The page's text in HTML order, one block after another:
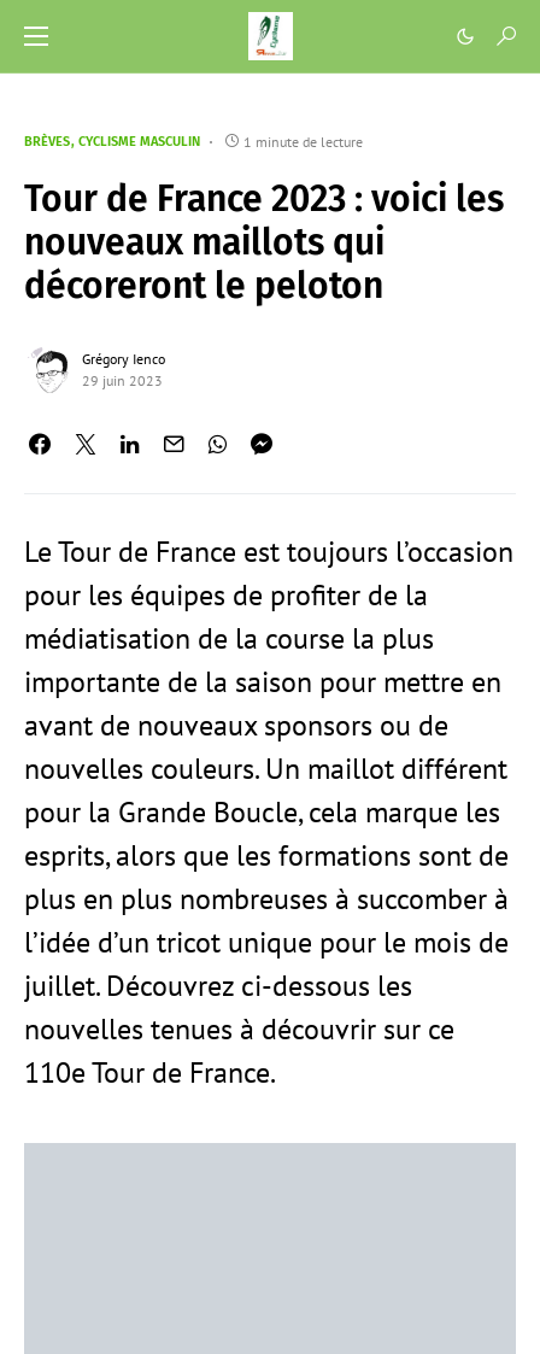
BRÈVES CYCLISME MASCULIN 1 minute de lecture
Tour de France 2023 : voici les
nouveaux maillots qui
décoreront le peloton
Grégory Ienco
29 juin 2023
Le Tour de France est toujours l’occasion
pour les équipes de profiter de la
médiatisation de la course la plus
importante de la saison pour mettre en
avant de nouveaux sponsors ou de
nouvelles couleurs. Un maillot différent
pour la Grande Boucle, cela marque les
esprits, alors que les formations sont de
plus en plus nombreuses à succomber à
l’idée d’un tricot unique pour le mois de
juillet. Découvrez ci-dessous les
nouvelles tenues à découvrir sur ce
110e Tour de France.